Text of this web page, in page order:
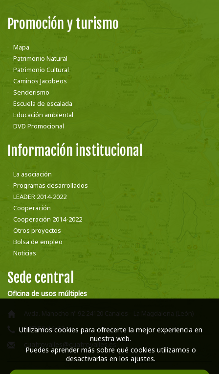
Promoción y turismo
Mapa
Patrimonio Natural
Patrimonio Cultural
Caminos Jacobeos
Senderismo
Escuela de escalada
Educación ambiental
DVD Promocional
Información institucional
La asociación
Programas desarrollados
LEADER 2014-2022
Cooperación
Cooperación 2014-2022
Otros proyectos
Bolsa de empleo
Noticias
Sede central
Oficina de usos múltiples
Avda. Manocho nº 92 24120 Canales - La Magdalena (León)
987 58 16 66
cuatrovalles@cuatrovalles.es
Utilizamos cookies para ofrecerte la mejor experiencia en
nuestra web.
Puedes aprender más sobre qué cookies utilizamos o
desactivarlas en los ajustes.